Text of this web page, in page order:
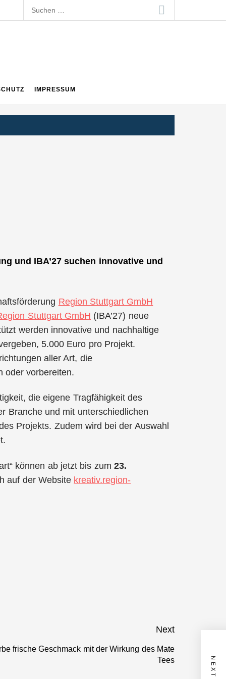
Suchen
nach:
IMPRESSUM
und IBA’27 suchen innovative und
Region Stuttgart GmbH
Stuttgart GmbH (IBA’27) neue
werden innovative und nachhaltige
5.000 Euro pro Projekt.
aller Art, die
oder vorbereiten.
die eigene Tragfähigkeit des
Branche und mit unterschiedlichen
Projekts. Zudem wird bei der Auswahl
können ab jetzt bis zum 23.
auf der Website kreativ.region-
Next
Next
post:
frische Geschmack mit der Wirkung des Mate
Tees